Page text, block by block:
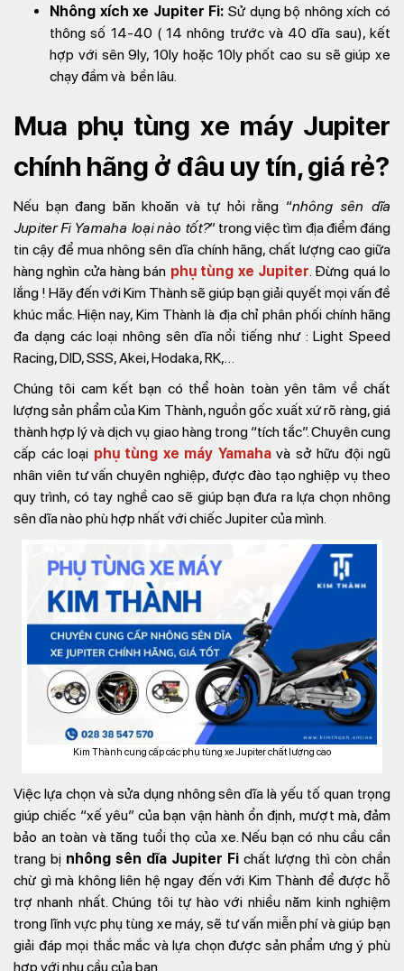
Nhông xích xe Jupiter Fi: Sử dụng bộ nhông xích có
thông số 14-40 ( 14 nhông trước và 40 dĩa sau), kết
hợp với sên 9ly, 10ly hoặc 10ly phốt cao su sẽ giúp xe
chạy đầm và bền lâu.
Mua phụ tùng xe máy Jupiter
chính hãng ở đâu uy tín, giá rẻ?
Nếu bạn đang băn khoăn và tự hỏi rằng “nhông sên dĩa
Jupiter Fi Yamaha loại nào tốt?” trong việc tìm địa điểm đáng
tin cậy để mua nhông sên dĩa chính hãng, chất lượng cao giữa
hàng nghìn cửa hàng bán phụ tùng xe Jupiter. Đừng quá lo
lắng ! Hãy đến với Kim Thành sẽ giúp bạn giải quyết mọi vấn đề
khúc mắc. Hiện nay, Kim Thành là địa chỉ phân phối chính hãng
đa dạng các loại nhông sên dĩa nổi tiếng như : Light Speed
Racing, DID, SSS, Akei, Hodaka, RK,…
Chúng tôi cam kết bạn có thể hoàn toàn yên tâm về chất
lượng sản phẩm của Kim Thành, nguồn gốc xuất xứ rõ ràng, giá
thành hợp lý và dịch vụ giao hàng trong “tích tắc”. Chuyên cung
cấp các loại phụ tùng xe máy Yamahavà sở hữu đội ngũ
nhân viên tư vấn chuyên nghiệp, được đào tạo nghiệp vụ theo
quy trình, có tay nghề cao sẽ giúp bạn đưa ra lựa chọn nhông
sên dĩa nào phù hợp nhất với chiếc Jupiter của mình.
Kim Thành cung cấp các phụ tùng xe Jupiter chất lượng cao
Việc lựa chọn và sửa dụng nhông sên dĩa là yếu tố quan trọng
giúp chiếc “xế yêu” của bạn vận hành ổn định, mượt mà, đảm
bảo an toàn và tăng tuổi thọ của xe. Nếu bạn có nhu cầu cần
trang bị nhông sên dĩa Jupiter Fi chất lượng thì còn chần
chừ gì mà không liên hệ ngay đến với Kim Thành để được hỗ
trợ nhanh nhất. Chúng tôi tự hào với nhiều năm kinh nghiệm
trong lĩnh vực phụ tùng xe máy, sẽ tư vấn miễn phí và giúp bạn
giải đáp mọi thắc mắc và lựa chọn được sản phẩm ưng ý phù
hợp với nhu cầu của bạn.